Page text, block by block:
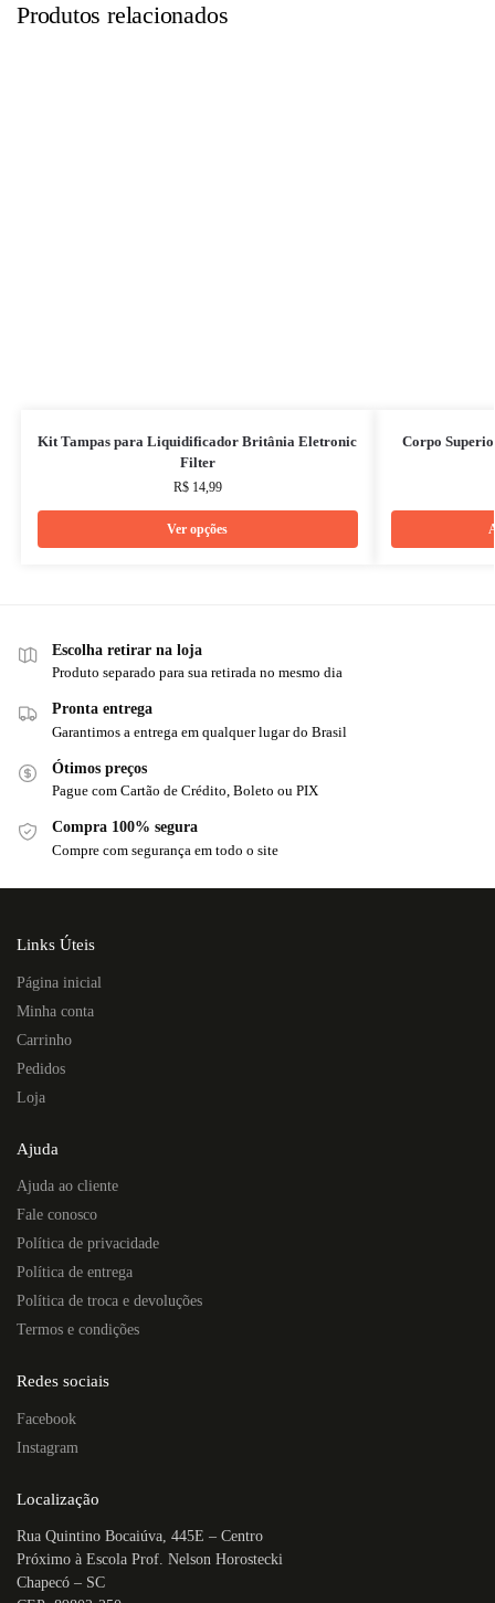
Produtos relacionados
Kit Tampas para Liquidificador Britânia Eletronic
Filter
R$14,99
Ver opções
Corpo
Escolha retirar na loja
Produto separado para sua retirada no mesmo dia
Pronta entrega
Garantimos a entrega em qualquer lugar do Brasil
Ótimos preços
Pague com Cartão de Crédito, Boleto ou PIX
Compra 100% segura
Compre com segurança em todo o site
Links Úteis
Página inicial
Minha conta
Carrinho
Pedidos
Loja
Ajuda
Ajuda ao cliente
Fale conosco
Política de privacidade
Política de entrega
Política de troca e devoluções
Termos e condições
Redes sociais
Facebook
Instagram
Localização
Rua Quintino Bocaiúva, 445E – Centro
Próximo à Escola Prof. Nelson Horostecki
Chapecó – SC